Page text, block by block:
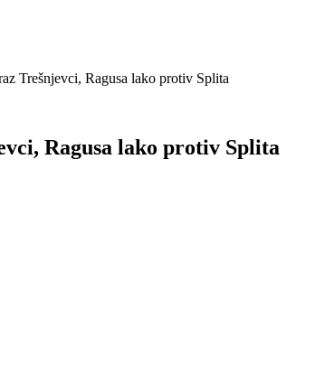
Trešnjevci, Ragusa lako protiv Splita
Ragusa lako protiv Splita